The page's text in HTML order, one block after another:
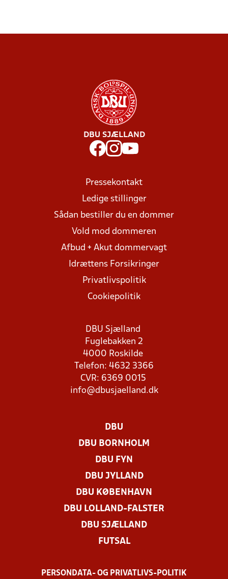
DBU SJÆLLAND
Pressekontakt
Ledige stillinger
Sådan bestiller du en dommer
Vold mod dommeren
Afbud + Akut dommervagt
Idrættens Forsikringer
Privatlivspolitik
Cookiepolitik
DBU Sjælland
Fuglebakken 2
4000 Roskilde
Telefon: 4632 3366
CVR: 6369 0015
info@dbusjaelland.dk
DBU
DBU BORNHOLM
DBU FYN
DBU JYLLAND
DBU KØBENHAVN
DBU LOLLAND-FALSTER
DBU SJÆLLAND
FUTSAL
PERSONDATA- OG PRIVATLIVS-POLITIK